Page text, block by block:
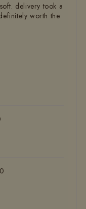
delivery took a
worth the